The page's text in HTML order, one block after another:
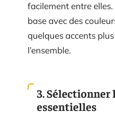
facilement entre
base avec des
quelques accents
l’ensemble.
3. Sélectionner
essentielles